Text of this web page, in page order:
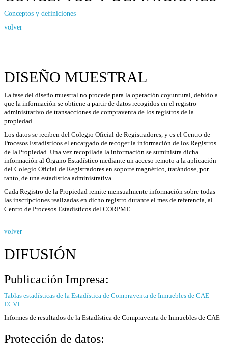
Conceptos y definiciones
volver
DISEÑO MUESTRAL
La fase del diseño muestral no procede para la operación coyuntural, debido a
que la información se obtiene a partir de datos recogidos en el registro
administrativo de transacciones de compraventa de los registros de la
propiedad.
Los datos se reciben del Colegio Oficial de Registradores, y es el Centro de
Procesos Estadísticos el encargado de recoger la información de los Registros
de la Propiedad. Una vez recopilada la información se suministra dicha
información al Órgano Estadístico mediante un acceso remoto a la aplicación
del Colegio Oficial de Registradores en soporte magnético, tratándose, por
tanto, de una estadística administrativa.
Cada Registro de la Propiedad remite mensualmente información sobre todas
las inscripciones realizadas en dicho registro durante el mes de referencia, al
Centro de Procesos Estadísticos del CORPME.
volver
DIFUSIÓN
Publicación Impresa:
Tablas estadísticas de la Estadística de Compraventa de Inmuebles de CAE -
ECVI
Informes de resultados de la Estadística de Compraventa de Inmuebles de CAE
Protección de datos: